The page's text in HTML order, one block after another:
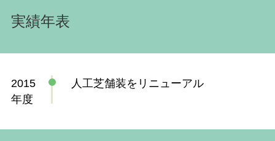
実績年表
2015
年度
人工芝舗装をリニューアル